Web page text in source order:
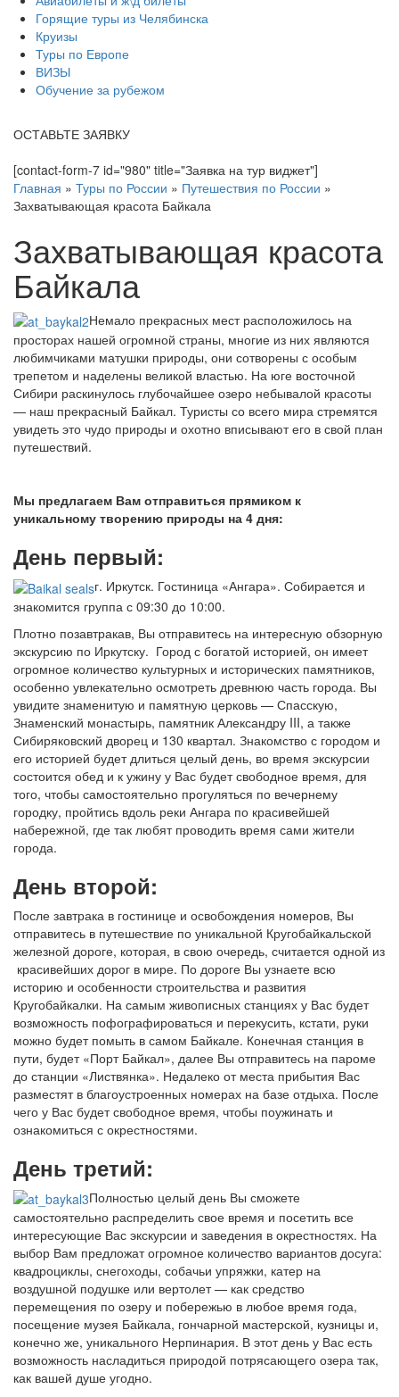
Горящие туры из Челябинска
Круизы
Туры по Европе
ВИЗЫ
Обучение за рубежом
ОСТАВЬТЕ ЗАЯВКУ
[contact-form-7 id="980" title="Заявка на тур виджет"]
Главная » Туры по России » Путешествия по России »
Захватывающая красота Байкала
Захватывающая красота
Байкала
Немало прекрасных мест расположилось на
просторах нашей огромной страны, многие из них являются
любимчиками матушки природы, они сотворены с особым
трепетом и наделены великой властью. На юге восточной
Сибири раскинулось глубочайшее озеро небывалой красоты
— наш прекрасный Байкал. Туристы со всего мира стремятся
увидеть это чудо природы и охотно вписывают его в свой план
путешествий.
Мы предлагаем Вам отправиться прямиком к
уникальному творению природы на 4 дня:
День первый:
г. Иркутск. Гостиница «Ангара». Собирается и
знакомится группа с 09:30 до 10:00.
Плотно позавтракав, Вы отправитесь на интересную обзорную
экскурсию по Иркутску. Город с богатой историей, он имеет
огромное количество культурных и исторических памятников,
особенно увлекательно осмотреть древнюю часть города. Вы
увидите знаменитую и памятную церковь — Спасскую,
Знаменский монастырь, памятник Александру III, а также
Сибиряковский дворец и 130 квартал. Знакомство с городом и
его историей будет длиться целый день, во время экскурсии
состоится обед и к ужину у Вас будет свободное время, для
того, чтобы самостоятельно прогуляться по вечернему
городку, пройтись вдоль реки Ангара по красивейшей
набережной, где так любят проводить время сами жители
города.
День второй:
После завтрака в гостинице и освобождения номеров, Вы
отправитесь в путешествие по уникальной Кругобайкальской
железной дороге, которая, в свою очередь, считается одной из
красивейших дорог в мире. По дороге Вы узнаете всю
историю и особенности строительства и развития
Кругобайкалки. На самым живописных станциях у Вас будет
возможность пофографироваться и перекусить, кстати, руки
можно будет помыть в самом Байкале. Конечная станция в
пути, будет «Порт Байкал», далее Вы отправитесь на пароме
до станции «Листвянка». Недалеко от места прибытия Вас
разместят в благоустроенных номерах на базе отдыха. После
чего у Вас будет свободное время, чтобы поужинать и
ознакомиться с окрестностями.
День третий:
Полностью целый день Вы сможете
самостоятельно распределить свое время и посетить все
интересующие Вас экскурсии и заведения в окрестностях. На
выбор Вам предложат огромное количество вариантов досуга:
квадроциклы, снегоходы, собачьи упряжки, катер на
воздушной подушке или вертолет — как средство
перемещения по озеру и побережью в любое время года,
посещение музея Байкала, гончарной мастерской, кузницы и,
конечно же, уникального Нерпинария. В этот день у Вас есть
возможность насладиться природой потрясающего озера так,
как вашей душе угодно.